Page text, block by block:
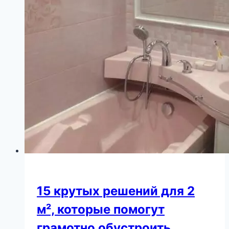
15 крутых решений для 2
м², которые помогут